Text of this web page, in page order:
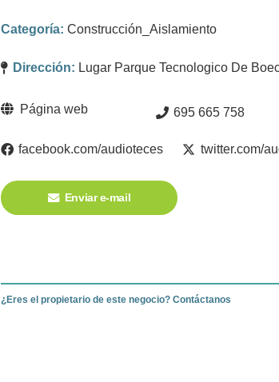
Categoría: Construcción_Aislamiento
Dirección: Lugar Parque Tecnologico De
Página web 695 665 758
facebook.com/audioteces twitter.com/
Enviar e-mail
¿Eres el propietario de este negocio? Contáctanos